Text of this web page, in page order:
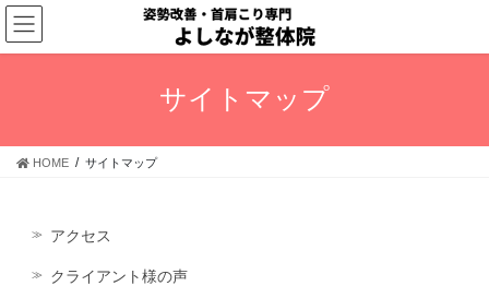
コ
ン
テ
ス
ナ
ビ
ゲ
ン
サイトマップ
HOME サイトマップ
アクセス
クライアント様の声